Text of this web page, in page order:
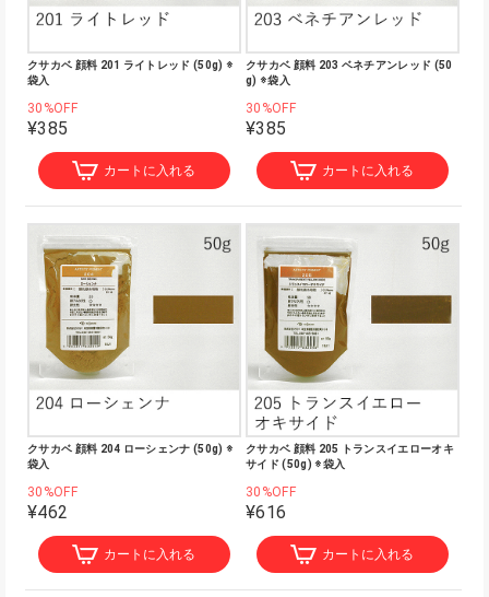
クサカベ 顔料 201 ライトレッド (50g) ※
袋入
30%OFF
¥385
カートに入れる
クサカベ 顔料 203 ベネチアンレッド (50
g) ※袋入
30%OFF
¥385
カートに入れる
クサカベ 顔料 204 ローシェンナ (50g) ※
袋入
30%OFF
¥462
カートに入れる
クサカベ 顔料 205 トランスイエローオキ
サイド (50g) ※袋入
30%OFF
¥616
カートに入れる